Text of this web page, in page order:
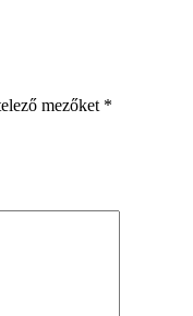
mezőket *